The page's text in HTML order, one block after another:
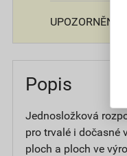
Popis
Jednosložková
pro trvalé i dočasné
ploch a ploch ve